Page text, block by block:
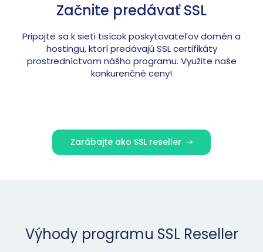
Začnite predávať SSL
Pripojte sa k sieti tisícok poskytovateľov domén a
hostingu, ktorí predávajú SSL certifikáty
prostredníctvom nášho programu. Využite naše
konkurenčné ceny!
Zarábajte ako SSL reseller
Výhody programu SSL Reseller